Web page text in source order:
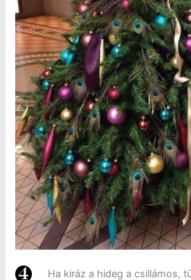
Ha kiráz a hideg a csillámos,